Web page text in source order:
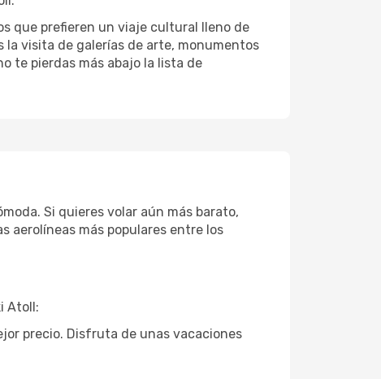
que prefieren un viaje cultural lleno de
la visita de galerías de arte, monumentos
te pierdas más abajo la lista de
Si quieres volar aún más barato,
aerolíneas más populares entre los
Atoll:
precio. Disfruta de unas vacaciones